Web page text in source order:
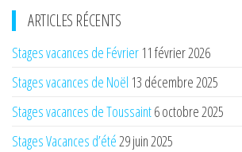
ARTICLES RÉCENTS
Stages vacances de Février 11 février 2026
Stages vacances de Noël 13 décembre 2025
Stages vacances de Toussaint6 octobre 2025
Stages Vacances d’été29 juin 2025